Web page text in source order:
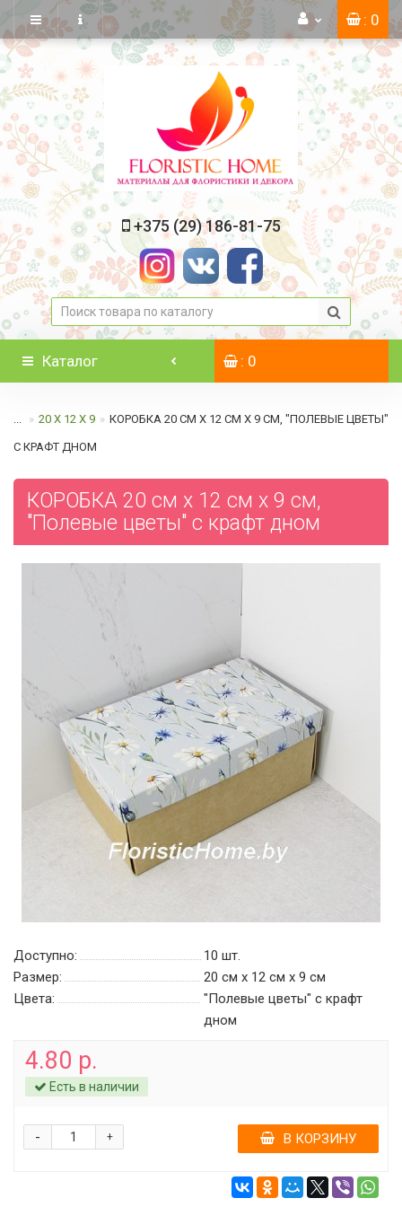
: 0
+375 (29) 186-81-75
Каталог : 0
... 20 Х 12 Х 9 КОРОБКА 20 СМ Х 12 СМ Х 9 СМ, "ПОЛЕВЫЕ ЦВЕТЫ"
C КРАФТ ДНОМ
КОРОБКА 20 см х 12 см х 9 см,
"Полевые цветы" c крафт дном
Доступно: 10 шт.
Размер:
20 см х 12 см х 9 см
Цвета:
"Полевые цветы" c крафт
дном
4.80 р.
Есть в наличии
+
- В КОРЗИНУ